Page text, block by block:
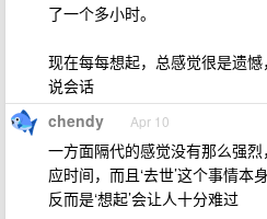
了一个多小时。
现在每每想起，总感觉很是遗
说会话
chendy Apr 10
一方面隔代的感觉没有那么强
应时间，而且‘去世’这个事情本
反而是‘想起’会让人十分难过